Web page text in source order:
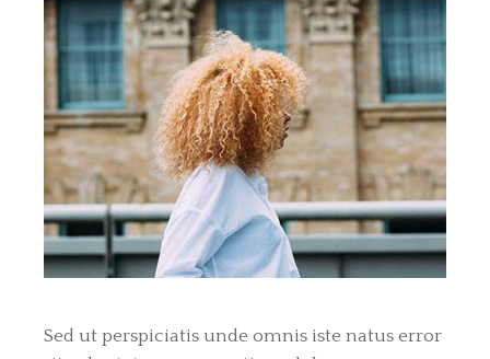
Sed ut perspiciatis unde omnis iste natus error